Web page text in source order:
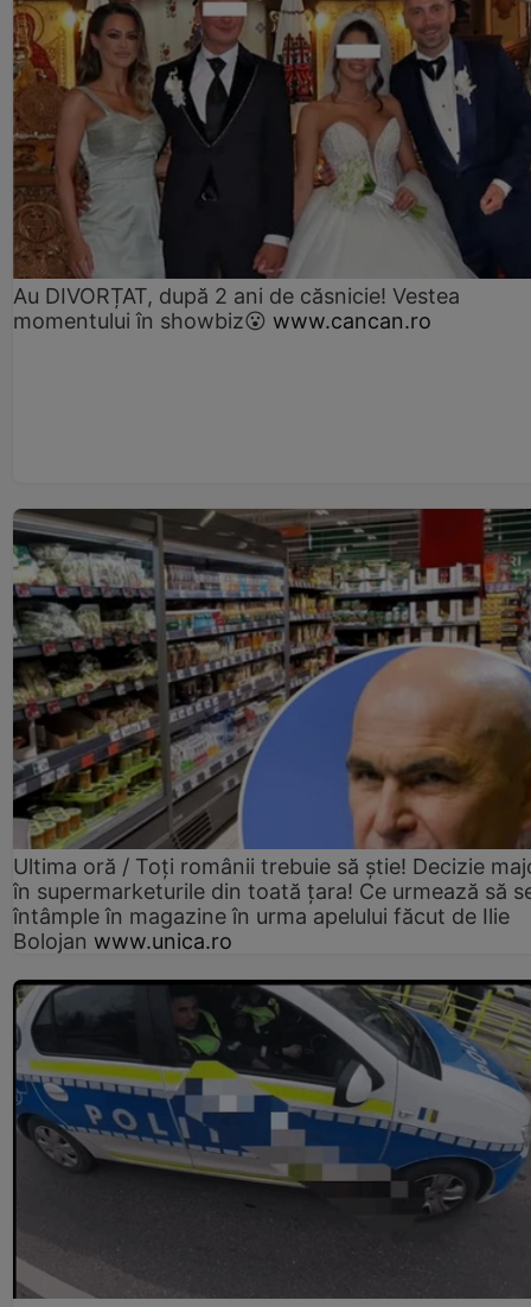
Au DIVORȚAT, după 2 ani de căsnicie! Vestea
momentului în showbiz😮 www.cancan.ro
Ultima oră / Toți românii trebuie să știe! Decizie
în supermarketurile din toată țara! Ce urmează să
întâmple în magazine în urma apelului făcut de Ilie
Bolojan www.unica.ro